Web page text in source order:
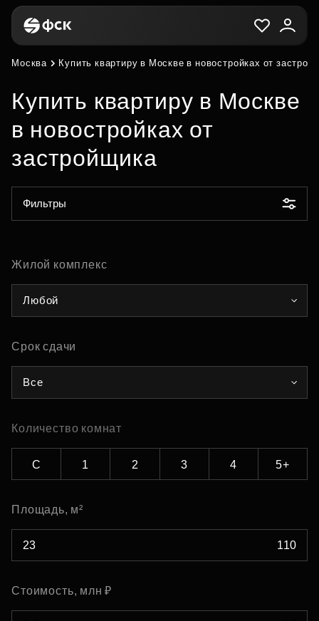
Москва Купить квартиру в Москве в новостройках от
Купить квартиру в Москве
в новостройках от
застройщика
Фильтры
Жилой комплекс
Любой
Срок сдачи
Все
Количество комнат
С 1 2 3 4 5+
Площадь, м²
Стоимость, млн ₽